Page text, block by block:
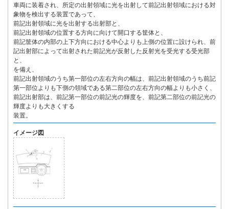
車両に装着され、所定の出射領域に光を出射して前記出射領域における対
象物を検出する装置であって、
前記出射領域に光を出射する出射部と、
前記出射領域の位置する方向に向けて開口する筐体と、
前記筐体の内部の上下方向における中心よりも上側の位置に設けられ、前
記出射部によって出射された前記光が反射した反射光を受光する受光部
と、
を備え、
前記出射領域のうち第一部位の左右方向の幅は、前記出射領域のうち前記
第一部位よりも下側の領域である第二部位の左右方向の幅よりも小さく、
前記出射部は、前記第一部位の前記光の輝度を、前記第二部位の前記光の
輝度よりも大きくする
装置。
イメージ図